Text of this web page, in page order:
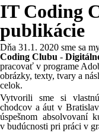
IT Coding
publikácie
Dňa 31.1. 2020 sme sa
Coding Clubu -
pracovať v programe
obrázky, texty, tvary a
celok.
Vytvorili sme si
chodcov a áut v
úspešnom absolvovaní
v budúcnosti pri práci v